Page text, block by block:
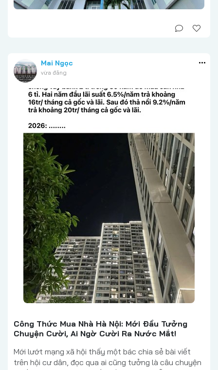
Mai Ngọc
vừa đăng
Công Thức Mua Nhà Hà Nội: Mới Đầu Tưởng
Chuyện Cười, Ai Ngờ Cười Ra Nước Mắt!
Mới lướt mạng xã hội thấy một bác chia sẻ bài viết
trên hội cư dân, đọc qua ai cũng tưởng là câu chuyện